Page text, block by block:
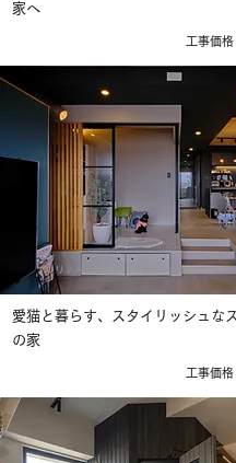
家へ
​工事価格
フルリノベ マンション
愛猫と暮らす、スタイリッシュな
の家
​工事価格